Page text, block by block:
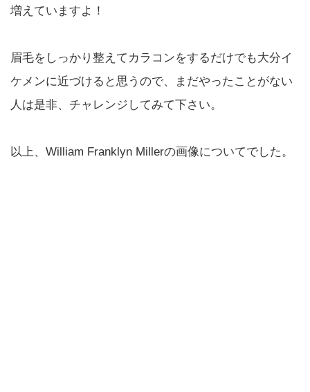
増えていますよ！
眉毛をしっかり整えてカラコンをするだけでも大分イ
ケメンに近づけると思うので、まだやったことがない
人は是非、チャレンジしてみて下さい。
以上、William Franklyn Millerの画像についてでした。